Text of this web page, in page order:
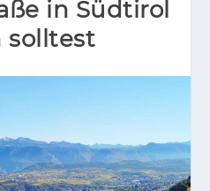
in Südtirol
solltest